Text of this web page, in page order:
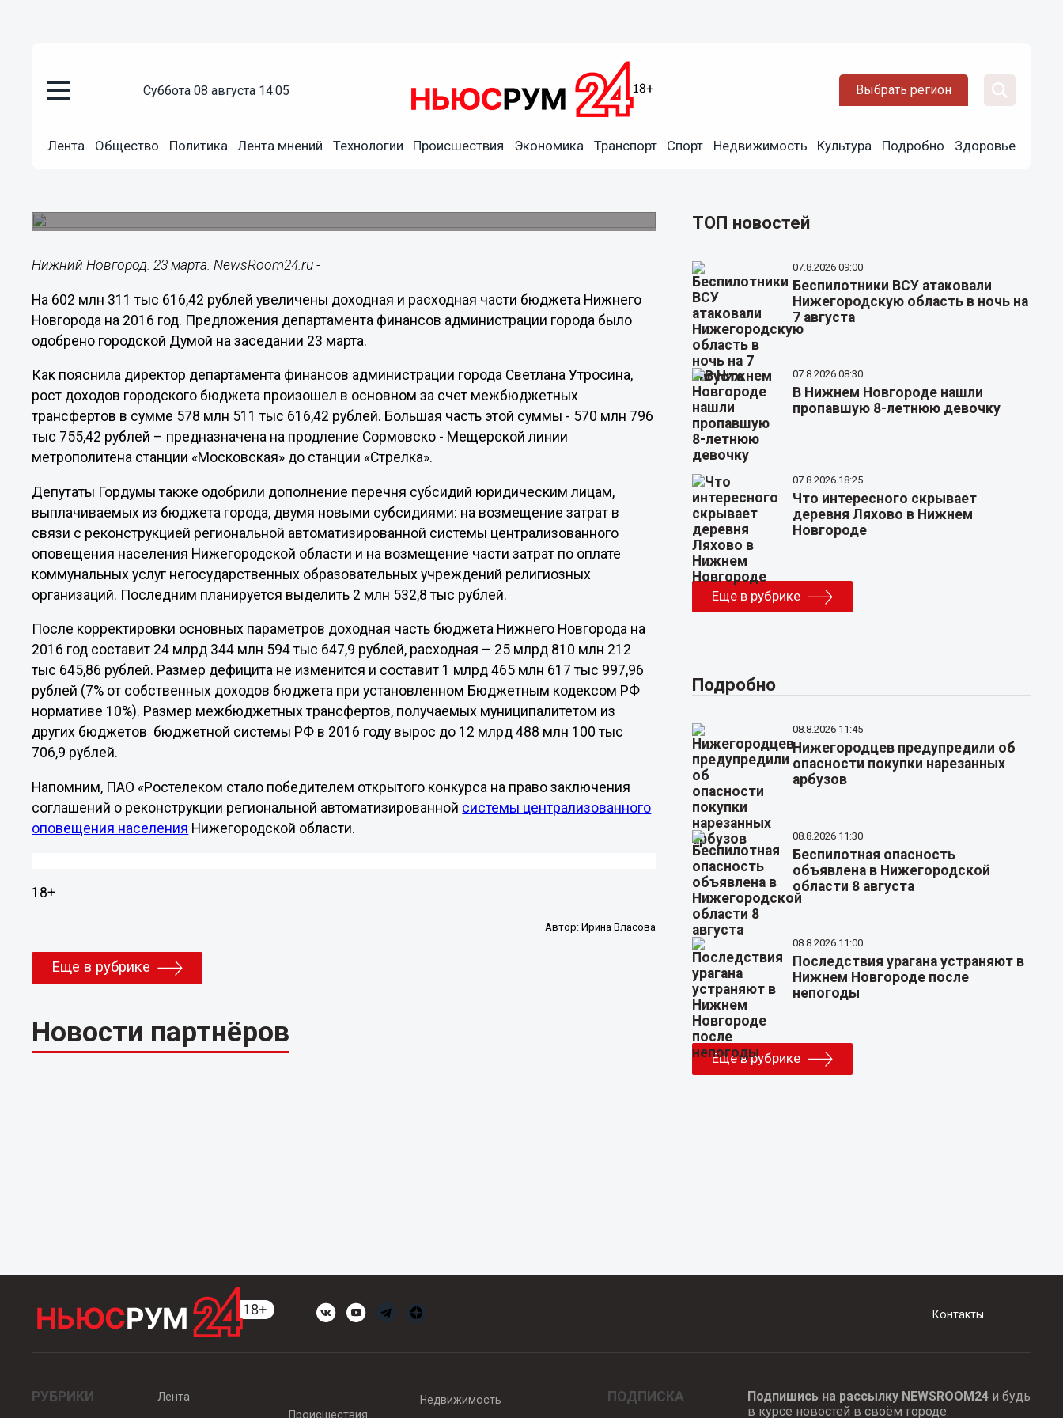
суббота 08 августа 14:05 Выбрать регион
Лента Общество Политика Лента мнений Технологии Происшествия Экономика Транспорт Спорт Недвижимость Культура Подробно Здоровье
На 0,6 млрд рублей увеличены доходы и расходы бюджета
Нижний Новгород. 23 марта. NewsRoom24.ru -
На 602 млн 311 тыс 616,42 рублей увеличены доходная и расходная части бюджета Нижнего
Новгорода на 2016 год. Предложения департамента финансов администрации города было
одобрено городской Думой на заседании 23 марта.
Как пояснила директор департамента финансов администрации города Светлана Утросина,
рост доходов городского бюджета произошел в основном за счет межбюджетных
трансфертов в сумме 578 млн 511 тыс 616,42 рублей. Большая часть этой суммы - 570 млн 796
тыс 755,42 рублей – предназначена на продление Сормовско - Мещерской линии
метрополитена станции «Московская» до станции «Стрелка».
Депутаты Гордумы также одобрили дополнение перечня субсидий юридическим лицам,
выплачиваемых из бюджета города, двумя новыми субсидиями: на возмещение затрат в
связи с реконструкцией региональной автоматизированной системы централизованного
оповещения населения Нижегородской области и на возмещение части затрат по оплате
коммунальных услуг негосударственных образовательных учреждений религиозных
организаций. Последним планируется выделить 2 млн 532,8 тыс рублей.
После корректировки основных параметров доходная часть бюджета Нижнего Новгорода на
2016 год составит 24 млрд 344 млн 594 тыс 647,9 рублей, расходная – 25 млрд 810 млн 212
тыс 645,86 рублей. Размер дефицита не изменится и составит 1 млрд 465 млн 617 тыс 997,96
рублей (7% от собственных доходов бюджета при установленном Бюджетным кодексом РФ
нормативе 10%). Размер межбюджетных трансфертов, получаемых муниципалитетом из
других бюджетов бюджетной системы РФ в 2016 году вырос до 12 млрд 488 млн 100 тыс
706,9 рублей.
Напомним, ПАО «Ростелеком стало победителем открытого конкурса на право заключения
соглашений о реконструкции региональной автоматизированной системы централизованного
оповещения населения Нижегородской области.
18+
Автор: Ирина Власова
Еще в рубрике
Новости партнёров
ТОП новостей
07.8.2026 09:00
Беспилотники ВСУ атаковали
Нижегородскую область в ночь на
7 августа
07.8.2026 08:30
В Нижнем Новгороде нашли
пропавшую 8-летнюю девочку
07.8.2026 18:25
Что интересного скрывает
деревня Ляхово в Нижнем
Новгороде
Еще в рубрике
Подробно
08.8.2026 11:45
Нижегородцев предупредили об
опасности покупки нарезанных
арбузов
08.8.2026 11:30
Беспилотная опасность
объявлена в Нижегородской
области 8 августа
08.8.2026 11:00
Последствия урагана устраняют в
Нижнем Новгороде после
непогоды
Еще в рубрике
Контакты
РУБРИКИ
Лента
Происшествия
Недвижимость ПОДПИСКА Подпишись на рассылку NEWSROOM24и будь
в курсе новостей в своём городе: